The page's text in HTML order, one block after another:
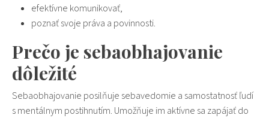
efektívne komunikovať,
poznať svoje práva a povinnosti.
Prečo je sebaobhajovanie
dôležité
Sebaobhajovanie posilňuje sebavedomie a samostatnosť ľudí
s mentálnym postihnutím. Umožňuje im aktívne sa zapájať do